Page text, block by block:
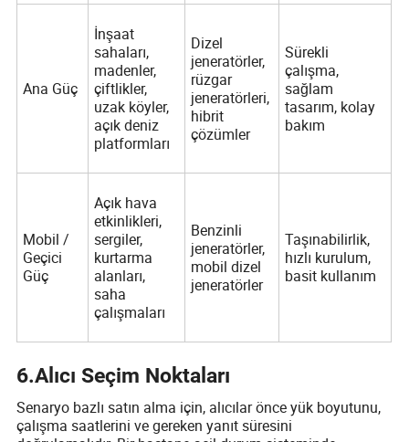
Ana Güç
İnşaat
sahaları,
madenler,
çiftlikler,
uzak köyler,
açık deniz
platformları
Dizel
jeneratörler,
rüzgar
jeneratörleri,
hibrit
çözümler
Sürekli
çalışma,
sağlam
tasarım, kolay
bakım
Mobil /
Geçici
Güç
Açık hava
etkinlikleri,
sergiler,
kurtarma
alanları,
saha
çalışmaları
Benzinli
jeneratörler,
mobil dizel
jeneratörler
Taşınabilirlik,
hızlı kurulum,
basit kullanım
6.Alıcı Seçim Noktaları
Senaryo bazlı satın alma için, alıcılar önce yük boyutunu,
çalışma saatlerini ve gereken yanıt süresini